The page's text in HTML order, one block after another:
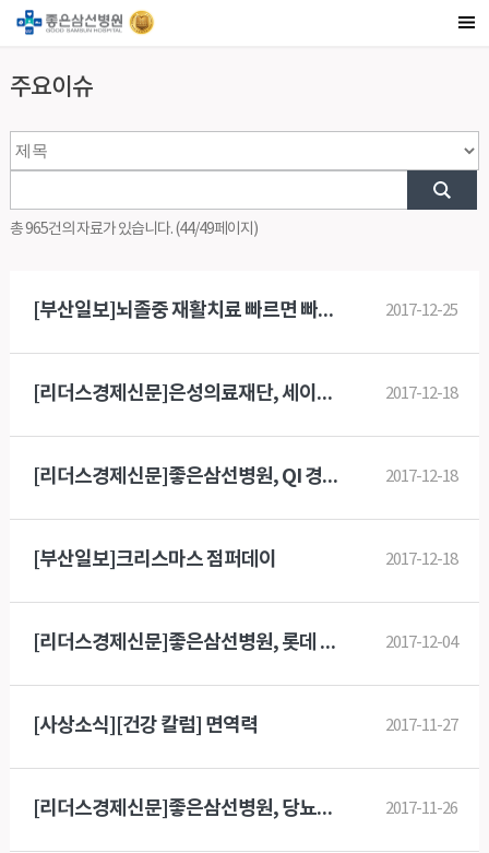
주요이슈
총 965건의 자료가 있습니다. (44/49페이지)
[부산일보]뇌졸중 재활치료 빠르면 빠를수록 효과적 2017-12-25
[리더스경제신문]은성의료재단, 세이브 더 칠드런과 크리스마스 점퍼데이 개최 2017-12-18
[리더스경제신문]좋은삼선병원, QI 경진대회 실시 2017-12-18
[부산일보]크리스마스 점퍼데이 2017-12-18
[리더스경제신문]좋은삼선병원, 롯데 자이언츠와 메디컬 세미나 개최 2017-12-04
[사상소식][건강 칼럼] 면역력 2017-11-27
[리더스경제신문]좋은삼선병원, 당뇨환자 대상 건강강좌 및 당뇨뷔페 운영 2017-11-26